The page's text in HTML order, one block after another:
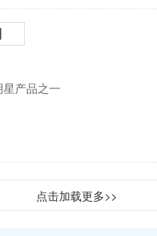
产品之一
点击加载更多>>